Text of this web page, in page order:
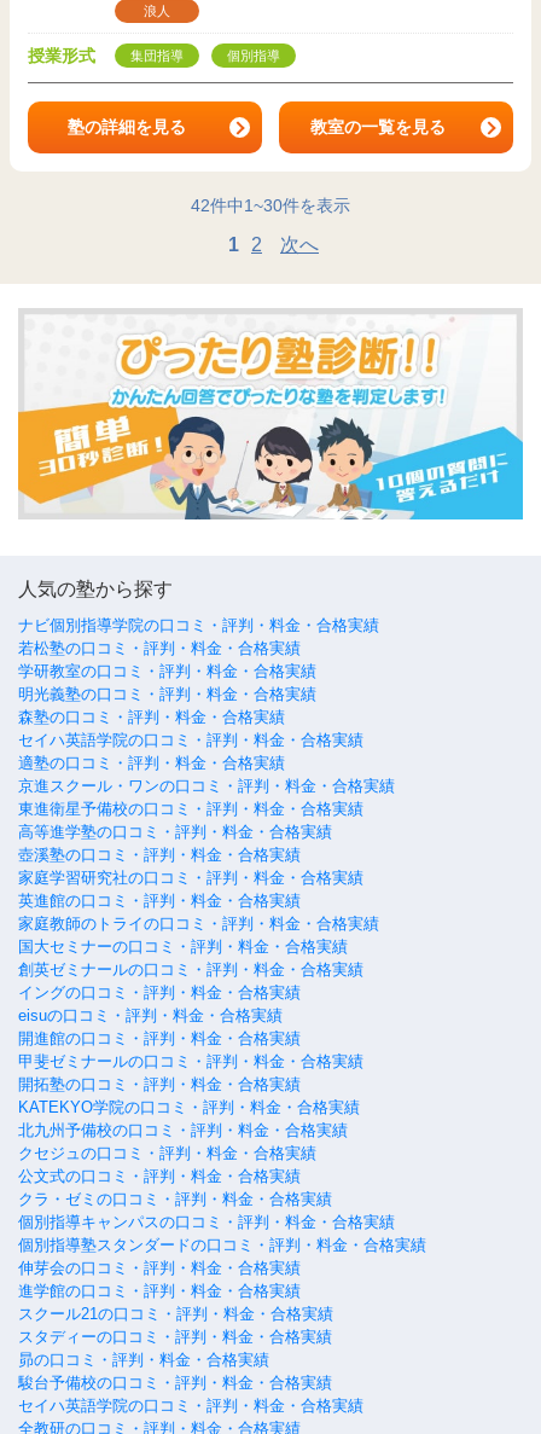
浪人
授業形式 集団指導 個別指導
塾の詳細を見る 教室の一覧を見る
42件中1~30件を表示
1 2 次へ
人気の塾から探す
ナビ個別指導学院の口コミ・評判・料金・合格実績
若松塾の口コミ・評判・料金・合格実績
学研教室の口コミ・評判・料金・合格実績
明光義塾の口コミ・評判・料金・合格実績
森塾の口コミ・評判・料金・合格実績
セイハ英語学院の口コミ・評判・料金・合格実績
適塾の口コミ・評判・料金・合格実績
京進スクール・ワンの口コミ・評判・料金・合格実績
東進衛星予備校の口コミ・評判・料金・合格実績
高等進学塾の口コミ・評判・料金・合格実績
壺溪塾の口コミ・評判・料金・合格実績
家庭学習研究社の口コミ・評判・料金・合格実績
英進館の口コミ・評判・料金・合格実績
家庭教師のトライの口コミ・評判・料金・合格実績
国大セミナーの口コミ・評判・料金・合格実績
創英ゼミナールの口コミ・評判・料金・合格実績
イングの口コミ・評判・料金・合格実績
eisuの口コミ・評判・料金・合格実績
開進館の口コミ・評判・料金・合格実績
甲斐ゼミナールの口コミ・評判・料金・合格実績
開拓塾の口コミ・評判・料金・合格実績
KATEKYO学院の口コミ・評判・料金・合格実績
北九州予備校の口コミ・評判・料金・合格実績
クセジュの口コミ・評判・料金・合格実績
公文式の口コミ・評判・料金・合格実績
クラ・ゼミの口コミ・評判・料金・合格実績
個別指導キャンパスの口コミ・評判・料金・合格実績
個別指導塾スタンダードの口コミ・評判・料金・合格実績
伸芽会の口コミ・評判・料金・合格実績
進学館の口コミ・評判・料金・合格実績
スクール21の口コミ・評判・料金・合格実績
スタディーの口コミ・評判・料金・合格実績
昴の口コミ・評判・料金・合格実績
駿台予備校の口コミ・評判・料金・合格実績
セイハ英語学院の口コミ・評判・料金・合格実績
全教研の口コミ・評判・料金・合格実績